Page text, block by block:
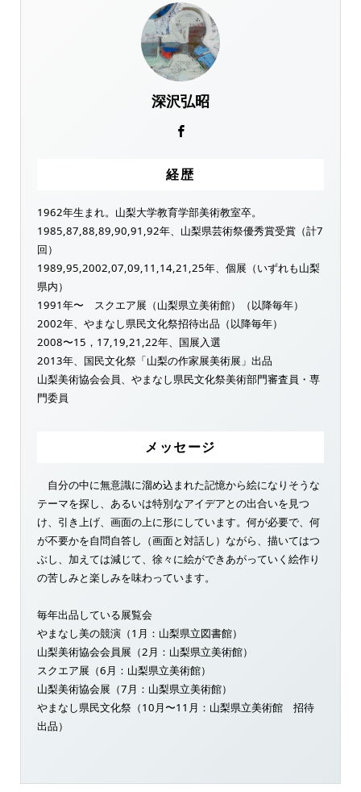
深沢弘昭
経歴
1962年生まれ。山梨大学教育学部美術教室卒。
1985,87,88,89,90,91,92年、山梨県芸術祭優秀賞受賞（計7
回）
1989,95,2002,07,09,11,14,21,25年、個展（いずれも山梨
県内）
1991年〜 スクエア展（山梨県立美術館）（以降毎年）
2002年、やまなし県民文化祭招待出品（以降毎年）
2008〜15，17,19,21,22年、国展入選
2013年、国民文化祭「山梨の作家展美術展」出品
山梨美術協会会員、やまなし県民文化祭美術部門審査員・専
門委員
メッセージ
自分の中に無意識に溜め込まれた記憶から絵になりそうな
テーマを探し、あるいは特別なアイデアとの出合いを見つ
け、引き上げ、画面の上に形にしています。何が必要で、何
が不要かを自問自答し（画面と対話し）ながら、描いてはつ
ぶし、加えては減じて、徐々に絵ができあがっていく絵作り
の苦しみと楽しみを味わっています。
毎年出品している展覧会
やまなし美の競演（1月：山梨県立図書館）
山梨美術協会会員展（2月：山梨県立美術館）
スクエア展（6月：山梨県立美術館）
山梨美術協会展（7月：山梨県立美術館）
やまなし県民文化祭（10月〜11月：山梨県立美術館 招待
出品）